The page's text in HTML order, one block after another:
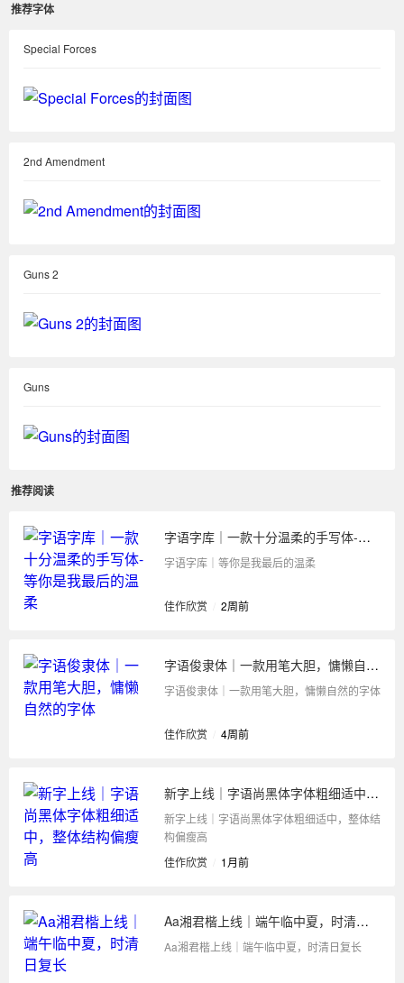
推荐字体
Special Forces
2nd Amendment
Guns 2
Guns
推荐阅读
字语字库｜一款十分温柔的手写体-等你是我最后的温柔
字语字库｜等你是我最后的温柔
佳作欣赏 2周前
字语俊隶体｜一款用笔大胆，慵懒自然的字体
字语俊隶体｜一款用笔大胆，慵懒自然的字体
佳作欣赏 4周前
新字上线｜字语尚黑体字体粗细适中，整体结构偏瘦高
新字上线｜字语尚黑体字体粗细适中，整体结
构偏瘦高
佳作欣赏
1月前
Aa湘君楷上线｜端午临中夏，时清日复长
Aa湘君楷上线｜端午临中夏，时清日复长